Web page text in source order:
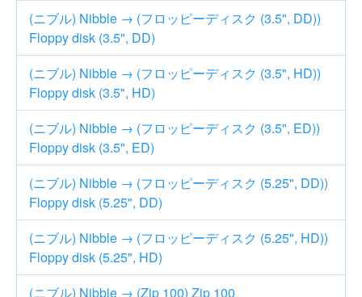
(ニブル) Nibble → (フロッピーディスク (3.5", DD))
Floppy disk (3.5", DD)
(ニブル) Nibble → (フロッピーディスク (3.5", HD))
Floppy disk (3.5", HD)
(ニブル) Nibble → (フロッピーディスク (3.5", ED))
Floppy disk (3.5", ED)
(ニブル) Nibble → (フロッピーディスク (5.25", DD))
Floppy disk (5.25", DD)
(ニブル) Nibble → (フロッピーディスク (5.25", HD))
Floppy disk (5.25", HD)
(ニブル) Nibble → (Zip 100) Zip 100